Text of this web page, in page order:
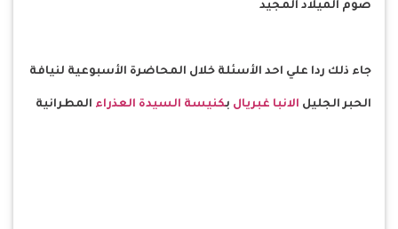
صوم الميلاد المجيد
جاء ذلك ردا علي احد الأسئلة خلال المحاضرة الأسبوعية لنيافة
الحبر الجليل الانبا غبريال بكنيسة السيدة العذراء المطرانية